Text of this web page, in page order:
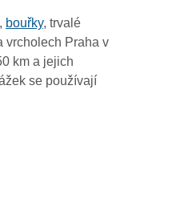
12:50
12:40
12:30
12:20
bouřky, trvalé
vrcholech Praha v
km a jejich
se používají